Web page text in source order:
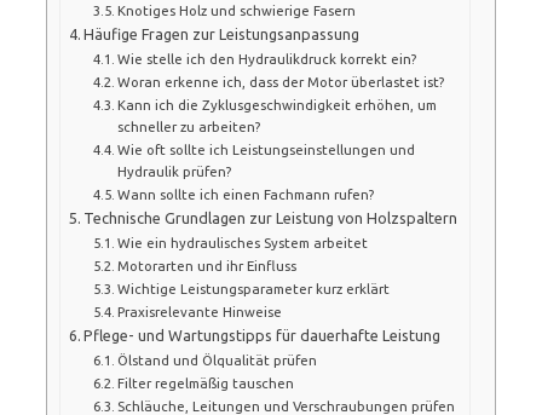
Knotiges Holz und schwierige Fasern
Häufige Fragen zur Leistungsanpassung
Wie stelle ich den Hydraulikdruck korrekt ein?
Woran erkenne ich, dass der Motor überlastet ist?
Kann ich die Zyklusgeschwindigkeit erhöhen, um
schneller zu arbeiten?
Wie oft sollte ich Leistungseinstellungen und
Hydraulik prüfen?
Wann sollte ich einen Fachmann rufen?
Technische Grundlagen zur Leistung von Holzspaltern
Wie ein hydraulisches System arbeitet
Motorarten und ihr Einfluss
Wichtige Leistungsparameter kurz erklärt
Praxisrelevante Hinweise
Pflege- und Wartungstipps für dauerhafte Leistung
Ölstand und Ölqualität prüfen
Filter regelmäßig tauschen
Schläuche, Leitungen und Verschraubungen prüfen